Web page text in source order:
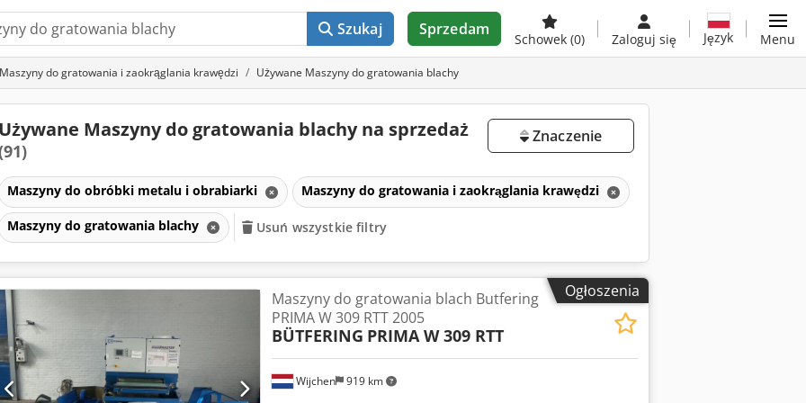
Szukaj Sprzedam
Schowek (0) Zaloguj się Język Menu
Maszyny do gratowania i zaokrąglania krawędzi Używane Maszyny do gratowania blachy
Używane Maszyny do gratowania blachy na sprzedaż Znaczenie
Maszyny do obróbki metalu i obrabiarki Maszyny do gratowania i zaokrąglania krawędzi
Maszyny do gratowania blachy Usuń wszystkie filtry
Ogłoszenia
Wijchen 919 km
Maszyny do gratowania blach Butfering
PRIMA W 309 RTT 2005
BÜTFERING PRIMA W 309 RTT